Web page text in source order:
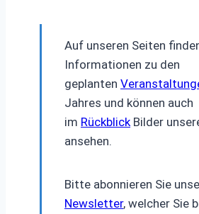
Auf unseren Seiten
Informationen zu den
geplanten
Jahres und können auch
im Rückblick Bilder
ansehen.
Bitte abonnieren Sie
Newsletter, welcher Sie